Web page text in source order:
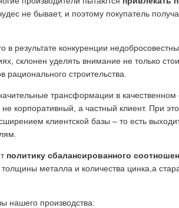
не бывает, и поэтому покупатель
результате конкуренции
склонен уделять внимание не только
строительства.
трансформации в
корпоративный, а частный клиент. При
клиентской базы – то есть
политику сбалансированного
металла и количества цинка,а
нашего производства: